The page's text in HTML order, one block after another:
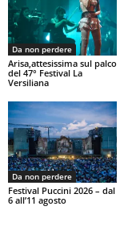
Da non perdere
Arisa,attesissima sul palco
del 47° Festival La
Versiliana
Da non perdere
Festival Puccini 2026 – dal
6 all’11 agosto